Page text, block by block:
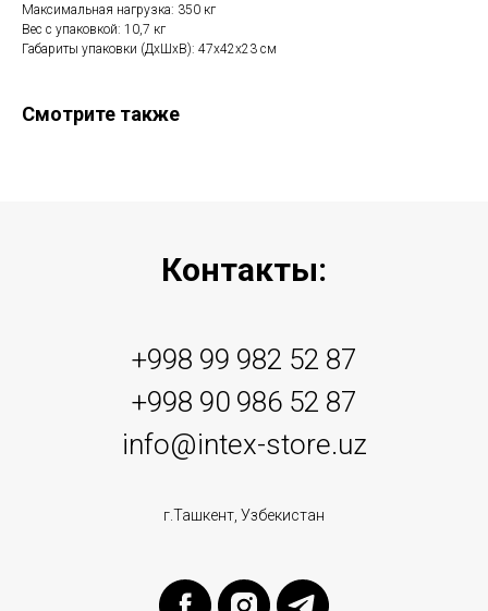
Максимальная нагрузка: 350 кг
Вес с упаковкой: 10,7 кг
Габариты упаковки (ДхШхВ): 47x42x23 см
Смотрите также
Контакты:
+998 99 982 52 87
+998 90 986 52 87
info@intex-store.uz
г.Ташкент, Узбекистан